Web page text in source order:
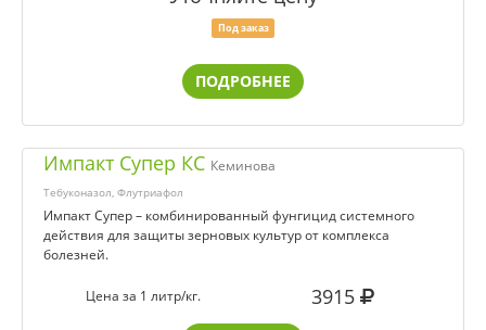
Под заказ
ПОДРОБНЕЕ
Импакт Супер КС Кеминова
Тебуконазол, Флутриафол
Импакт Супер – комбинированный фунгицид системного
действия для защиты зерновых культур от комплекса
болезней.
Цена за 1 литр/кг. 3915